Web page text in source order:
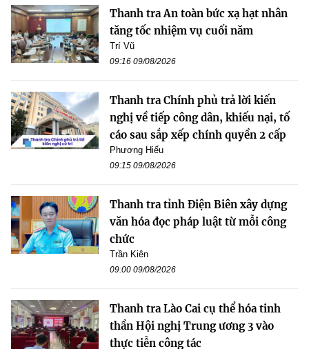
Thanh tra An toàn bức xạ hạt nhân
tăng tốc nhiệm vụ cuối năm
Trí Vũ
09:16 09/08/2026
Thanh tra Chính phủ trả lời kiến
nghị về tiếp công dân, khiếu nại, tố
cáo sau sắp xếp chính quyền 2 cấp
Phương Hiếu
09:15 09/08/2026
Thanh tra tỉnh Điện Biên xây dựng
văn hóa đọc pháp luật từ mỗi công
chức
Trần Kiên
09:00 09/08/2026
Thanh tra Lào Cai cụ thể hóa tinh
thần Hội nghị Trung ương 3 vào
thực tiễn công tác